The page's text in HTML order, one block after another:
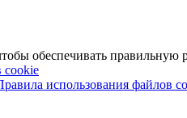
обеспечивать правильную
cookie
использования файлов